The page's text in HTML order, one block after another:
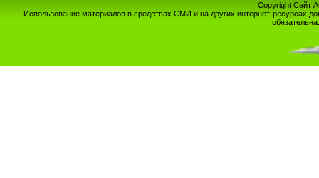
Copyright Сайт
Использование материалов в средствах СМИ и на других интернет-ресурсах
обязательна.